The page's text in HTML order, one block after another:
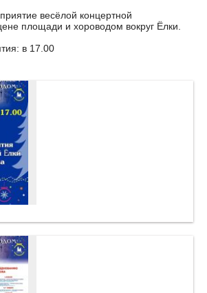
весёлой концертной
площади и хороводом вокруг Ёлки.
в 17.00